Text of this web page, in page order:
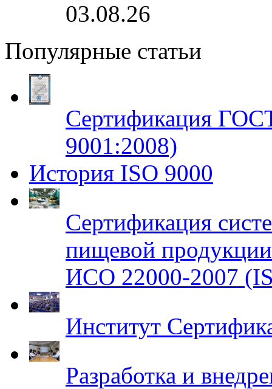
03.08.26
Популярные статьи
Сертификация
9001:2008)
История ISO 9000
Сертификация
пищевой
ИСО 22000-2007
Институт
Разработка и